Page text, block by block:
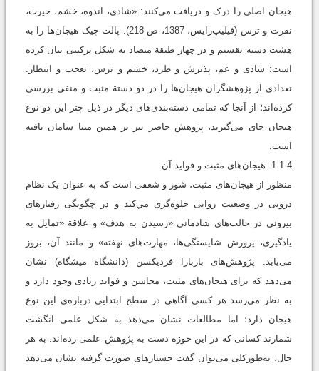
هیجان اصلی را درک و دریافت می‌کنند:‌ «شادی، اندوه، خشم، حیرت،
نفرت و ترس (فیلیپ‌رایس، 1387، ص 218). پالت چیک هیجان‌ها را به
هشت دسته تقسیم و در چهار طبقة متضاد به شکل ترکیبی بیان کرده
است: شادی و غم، پذیرش و طرد، خشم و ترس، تعجب و انتظار.
تعدادی از پژوهشگران هیجان‌ها را در دو دستة مثبت و منفی بررسی
کرده‌اند؛ از آنجا که تمامی دسته‌بندی‌های دیگر در ذيل چتر این دو نوع
هیجان جای می‌گیرند، پژوهش حاضر نیز بر همین مبنا سامان ‌یافته
است.
1-1-4. هیجان‌های‌ مثبت و فواید آن
منظور از هیجان‌های مثبت، شور و شعفی است که به‌ عنوان یک نظام
درونی در وضعیت روانی جلوه‌گری مي‌کند و در چگونگی رفتارهای
بیرونی در حالت‌های شادمانی «رسیدن به هدف» و علاقة «تمایل به
یادگیری، پرورش شایستگی‌ها، مهارت‌های نهفته» و مانند آن، بروز
می‌يابد. پژوهش‌های باربارا فردیکسن (دانشگاه میشگاه) نشان
می‌دهد که برای هیجان‌های مثبت، محاسن و فواید زیادی وجود دارد و
به نظر می‌رسد هر کسی آگاهی در سطح ابتدایی درباره‌ی این نوع‌
هیجان دارد؛ اما مطالعات نشان می‌دهد به شکل علمی انگشت‌
شمارند کسانی که در این حوزه دست به پژوهش علمی زده‌‌اند. به ‌هر
حال، به‌طورکلی می‌توان گفت جستارهای صورت گرفته نشان می‌دهد